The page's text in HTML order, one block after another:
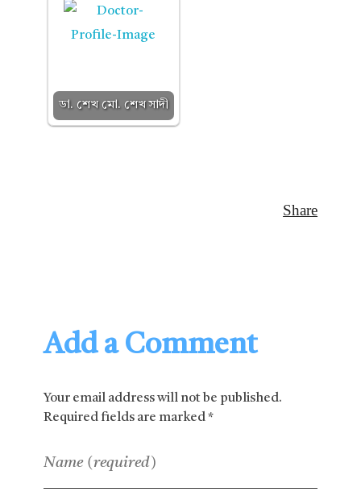
ডা. শেখ মো. শেখ সাদী
Add a Comment
Your email address will not be published.
Required fields are marked *